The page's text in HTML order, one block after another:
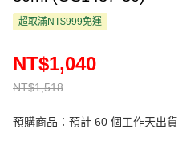
超取滿NT$999免運
NT$1,518
NT$1,040
預購商品：預計 60 個工作天出貨